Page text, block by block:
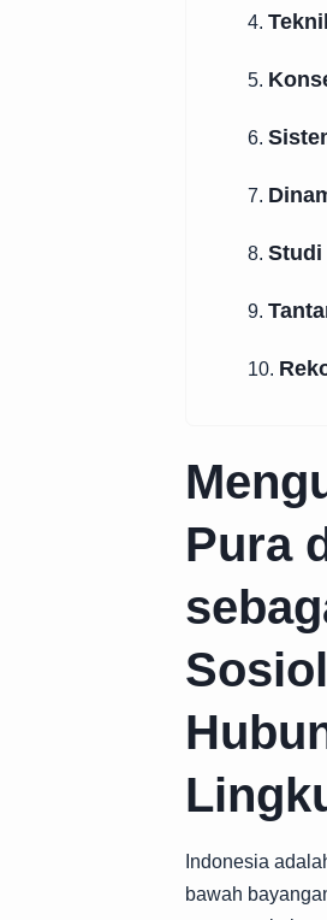
4.
5.
6.
7.
8. Studi
9.
10.
Pura
Indonesia
bawah